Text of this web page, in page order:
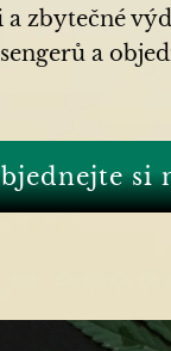
zbytečné
a
si